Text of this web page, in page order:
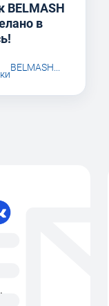
BELMASH
в
BELMASH...